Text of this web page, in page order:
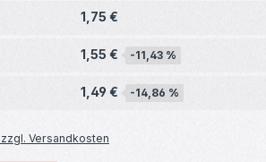
1,75 €
1,55 € -11,43 %
1,49 € -14,86 %
Versandkosten